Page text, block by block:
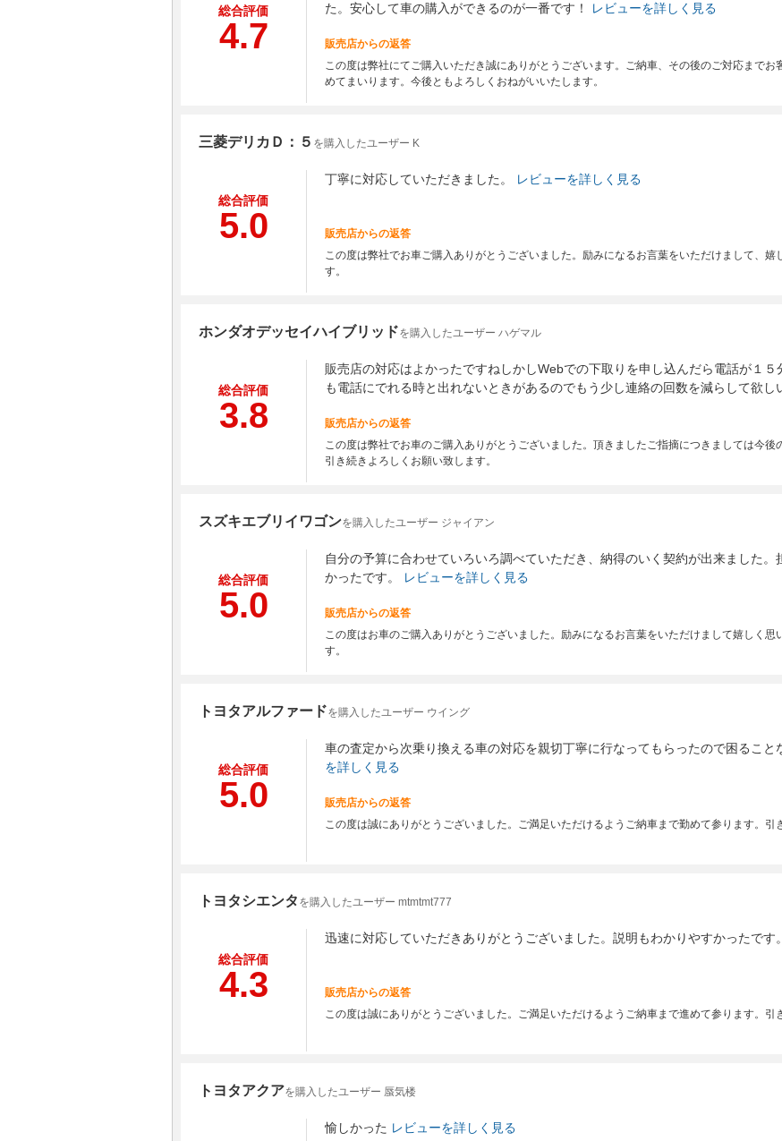
総合評価
4.7
た。安心して車の購入ができるのが一番です！
レビューを詳しく見る
販売店からの返答
この度は弊社にてご購入いただき誠にありがとうございます。ご納車、その後のご対応まで
めてまいります。今後ともよろしくおねがいいたします。
三菱デリカＤ：５ を購入したユーザー K
総合評価
5.0
丁寧に対応していただきました。 レビューを詳しく見る
販売店からの返答
この度は弊社でお車ご購入ありがとうございました。励みになるお言葉をいただけまして、嬉
す。
ホンダオデッセイハイブリッドを購入したユーザー ハゲマル
総合評価
3.8
販売店の対応はよかったですねしかしWebでの下取りを申し込んだら電話が１
も電話にでれる時と出れないときがあるのでもう少し連絡の回数を減らして欲し
販売店からの返答
この度は弊社でお車のご購入ありがとうございました。頂きましたご指摘につきましては今
引き続きよろしくお願い致します。
スズキエブリイワゴンを購入したユーザー ジャイアン
総合評価
5.0
自分の予算に合わせていろいろ調べていただき、納得のいく契約が出来ました
かったです。
レビューを詳しく見る
販売店からの返答
この度はお車のご購入ありがとうございました。励みになるお言葉をいただけまして嬉しく思
す。
トヨタアルファードを購入したユーザー ウイング
総合評価
5.0
車の査定から次乗り換える車の対応を親切丁寧に行なってもらったので困ること
を詳しく見る
販売店からの返答
この度は誠にありがとうございました。ご満足いただけるようご納車まで勤めて参ります。引
トヨタシエンタ を購入したユーザー mtmtmt777
総合評価
4.3
迅速に対応していただきありがとうございました。説明もわかりやすかったです。
販売店からの返答
この度は誠にありがとうございました。ご満足いただけるようご納車まで進めて参ります。引
トヨタアクアを購入したユーザー 蜃気楼
愉しかった レビューを詳しく見る